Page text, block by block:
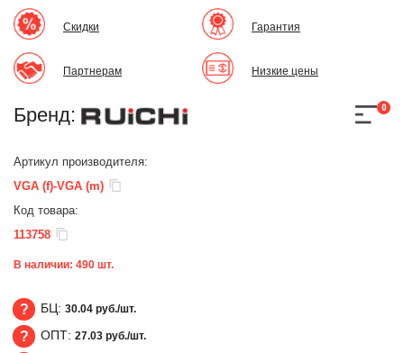
Скидки
Партнерам
Гарантия
Низкие цены
Бренд: 0
Артикул производителя:
VGA (f)-VGA (m)
Код товара:
113758
В наличии: 490 шт.
БЦ
БЦ: 30.04 руб./шт.
ОПТ: 27.03 руб./шт.